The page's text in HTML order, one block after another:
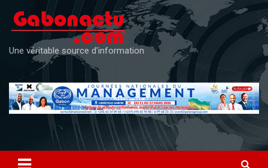
content
Une véritable source d'information